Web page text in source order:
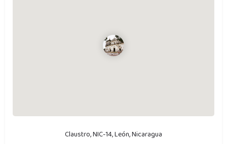
Claustro, NIC-14, León, Nicaragua